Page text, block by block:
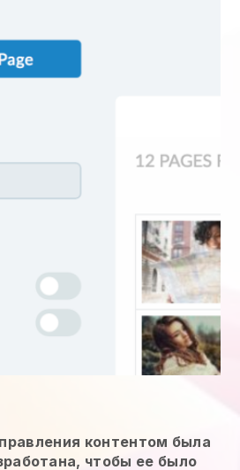
контентом была
чтобы ее было